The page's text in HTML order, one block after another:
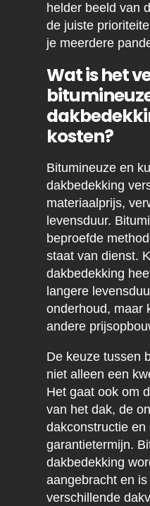
helder beeld van
de juiste
je meerdere
Wat is het
kosten?
Bitumineuze en
dakbedekking
materiaalprijs,
levensduur.
beproefde
staat van dienst.
dakbedekking
langere
onderhoud, maar
andere
De keuze tussen
niet alleen een
Het gaat ook om
van het dak, de
dakconstructie en
garantietermijn.
dakbedekking
aangebracht en
verschillende